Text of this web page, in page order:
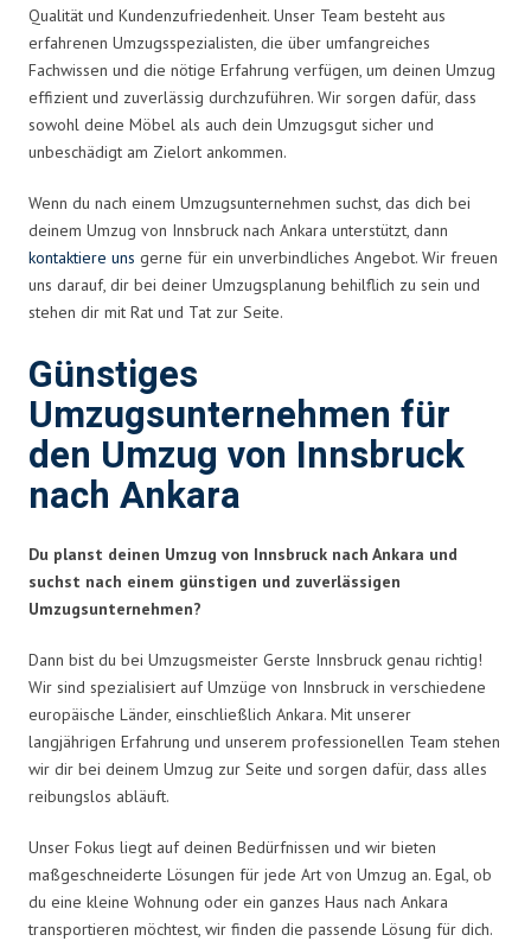
Qualität und Kundenzufriedenheit. Unser Team besteht aus
erfahrenen Umzugsspezialisten, die über umfangreiches
Fachwissen und die nötige Erfahrung verfügen, um deinen Umzug
effizient und zuverlässig durchzuführen. Wir sorgen dafür, dass
sowohl deine Möbel als auch dein Umzugsgut sicher und
unbeschädigt am Zielort ankommen.
Wenn du nach einem Umzugsunternehmen suchst, das dich bei
deinem Umzug von Innsbruck nach Ankara unterstützt, dann
kontaktiere uns gerne für ein unverbindliches Angebot. Wir freuen
uns darauf, dir bei deiner Umzugsplanung behilflich zu sein und
stehen dir mit Rat und Tat zur Seite.
Günstiges
Umzugsunternehmen für
den Umzug von Innsbruck
nach Ankara
Du planst deinen Umzug von Innsbruck nach Ankara und
suchst nach einem günstigen und zuverlässigen
Umzugsunternehmen?
Dann bist du bei Umzugsmeister Gerste Innsbruck genau richtig!
Wir sind spezialisiert auf Umzüge von Innsbruck in verschiedene
europäische Länder, einschließlich Ankara. Mit unserer
langjährigen Erfahrung und unserem professionellen Team stehen
wir dir bei deinem Umzug zur Seite und sorgen dafür, dass alles
reibungslos abläuft.
Unser Fokus liegt auf deinen Bedürfnissen und wir bieten
maßgeschneiderte Lösungen für jede Art von Umzug an. Egal, ob
du eine kleine Wohnung oder ein ganzes Haus nach Ankara
transportieren möchtest, wir finden die passende Lösung für dich.